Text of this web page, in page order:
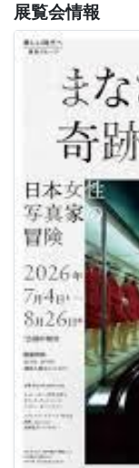
展覧会情報